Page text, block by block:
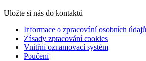
Uložte si nás do kontaktů
Informace o zpracování osobních údajů
Zásady zpracování cookies
Vnitřní oznamovací systém
Poučení